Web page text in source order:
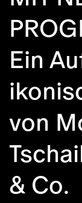
Ein
von
& Co.